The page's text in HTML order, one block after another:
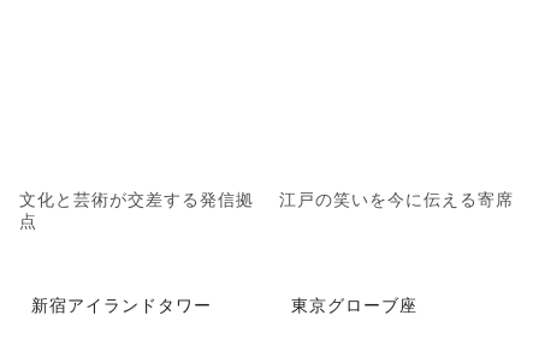
文化と芸術が交差する発信拠
点
江戸の笑いを今に伝える寄席
新宿アイランドタワー 東京グローブ座